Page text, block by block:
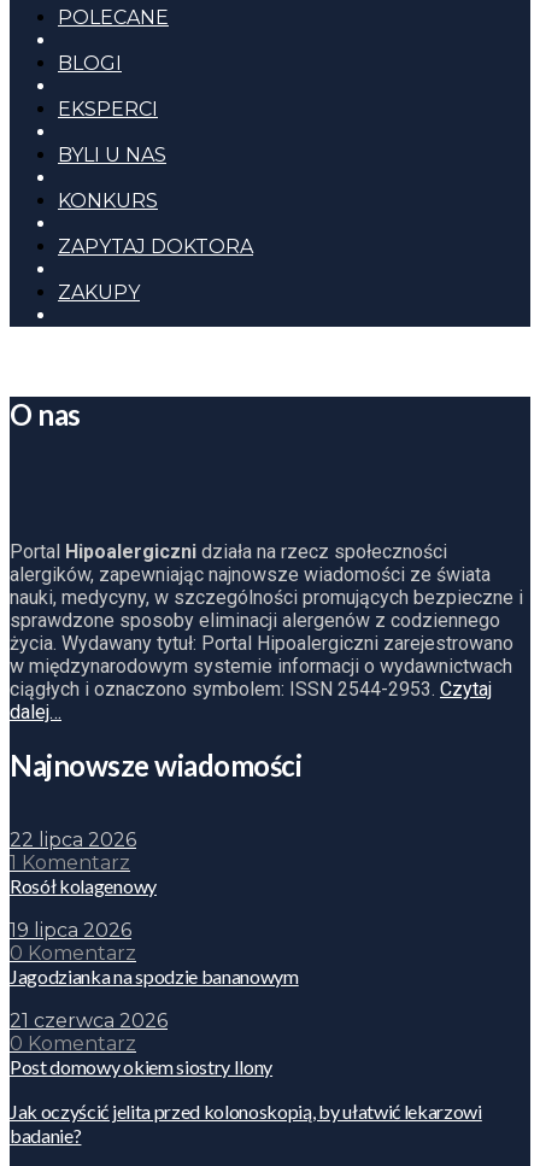
POLECANE
BLOGI
EKSPERCI
BYLI U NAS
KONKURS
ZAPYTAJ DOKTORA
ZAKUPY
O nas
Portal Hipoalergiczni działa na rzecz społeczności
alergików, zapewniając najnowsze wiadomości ze świata
nauki, medycyny, w szczególności promujących bezpieczne i
sprawdzone sposoby eliminacji alergenów z codziennego
życia. Wydawany tytuł: Portal Hipoalergiczni zarejestrowano
w międzynarodowym systemie informacji o wydawnictwach
ciągłych i oznaczono symbolem: ISSN 2544-2953. Czytaj
dalej…
Najnowsze wiadomości
22 lipca 2026
1 Komentarz
Rosół kolagenowy
19 lipca 2026
0 Komentarz
Jagodzianka na spodzie bananowym
21 czerwca 2026
0 Komentarz
Post domowy okiem siostry Ilony
Jak oczyścić jelita przed kolonoskopią, by ułatwić lekarzowi
badanie?